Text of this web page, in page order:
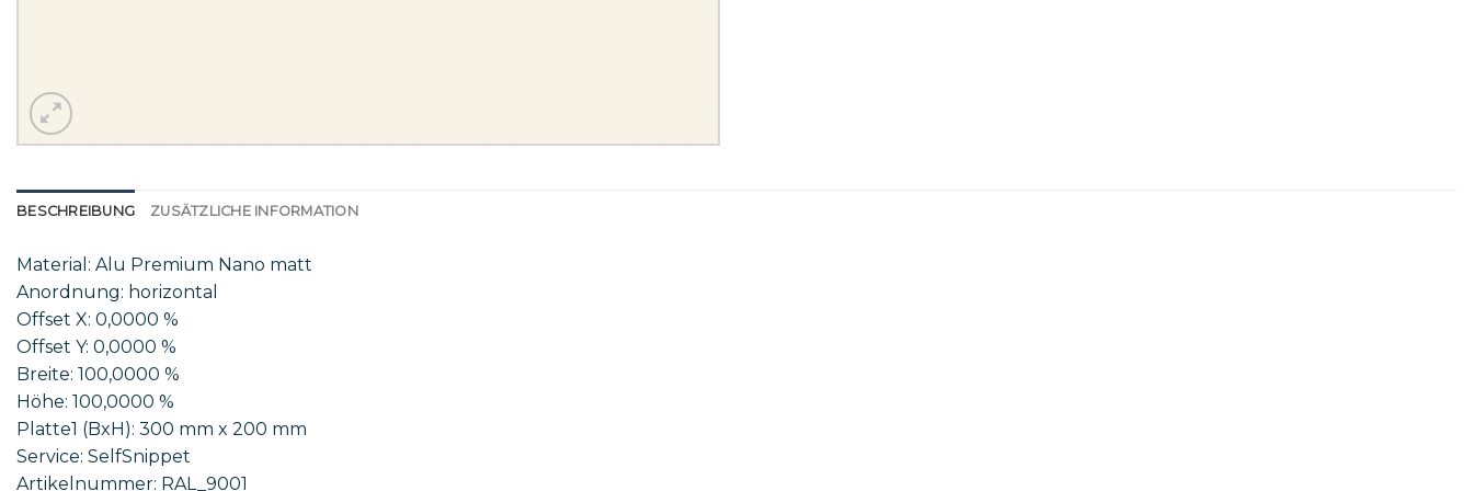
BESCHREIBUNG ZUSÄTZLICHE INFORMATION
Material: Alu Premium Nano matt
Anordnung: horizontal
Offset X: 0,0000 %
Offset Y: 0,0000 %
Breite: 100,0000 %
Höhe: 100,0000 %
Platte1 (BxH): 300 mm x 200 mm
Service: SelfSnippet
Artikelnummer: RAL_9001